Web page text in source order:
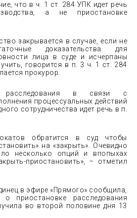
что в ч. 1 ст. 284 УПК идет речь
а не приостановке
закрывается в случае, если не
доказательства для
лица в суде и исчерпаны
говорится в п. 3 ч. 1 ст. 284
прокурор.
расследования в связи с
процессуальных действий
сотрудничества идет речь в п.
обратится в суд чтобы
на «закрыть». Очевидно
несколько опций и впопыхах
приостановить», – отметил
в эфире «Прямого» сообщила,
о приостановке расследования
во второй половине дня 13